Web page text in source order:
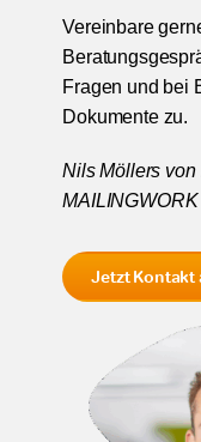
Vereinbare
Fragen und bei
Dokumente zu.
Nils Möllers von
MAILINGWORK
Jetzt Kontakt